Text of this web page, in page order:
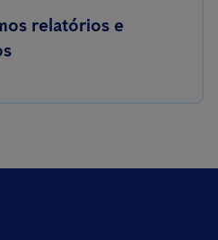
relatórios e